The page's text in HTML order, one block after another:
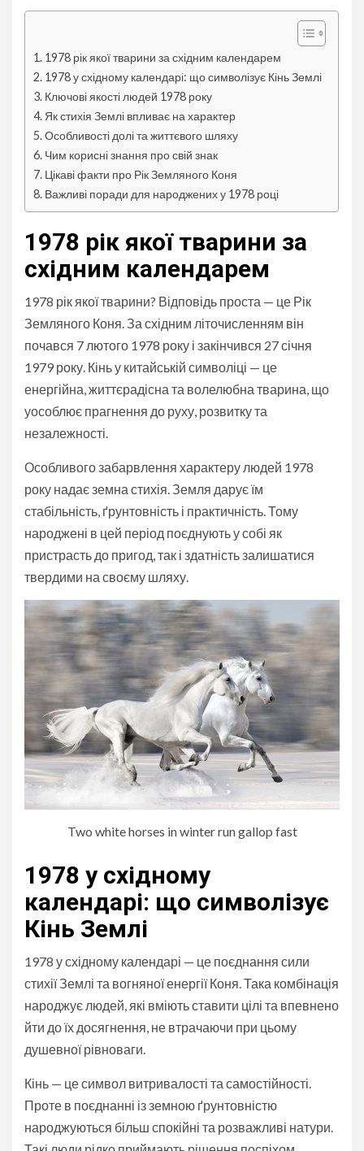
1978 рік якої тварини за східним календарем
1978 у східному календарі: що символізує Кінь Землі
Ключові якості людей 1978 року
Як стихія Землі впливає на характер
Особливості долі та життєвого шляху
Чим корисні знання про свій знак
Цікаві факти про Рік Земляного Коня
Важливі поради для народжених у 1978 році
1978 рік якої тварини за
східним календарем
1978 рік якої тварини? Відповідь проста — це Рік
Земляного Коня. За східним літочисленням він
почався 7 лютого 1978 року і закінчився 27 січня
1979 року. Кінь у китайській символіці — це
енергійна, життєрадісна та волелюбна тварина, що
уособлює прагнення до руху, розвитку та
незалежності.
Особливого забарвлення характеру людей 1978
року надає земна стихія. Земля дарує їм
стабільність, ґрунтовність і практичність. Тому
народжені в цей період поєднують у собі як
пристрасть до пригод, так і здатність залишатися
твердими на своєму шляху.
Two white horses in winter run gallop fast
1978 у східному
календарі: що символізує
Кінь Землі
1978 у східному календарі — це поєднання сили
стихії Землі та вогняної енергії Коня. Така комбінація
народжує людей, які вміють ставити цілі та впевнено
йти до їх досягнення, не втрачаючи при цьому
душевної рівноваги.
Кінь — це символ витривалості та самостійності.
Проте в поєднанні із земною ґрунтовністю
народжуються більш спокійні та розважливі натури.